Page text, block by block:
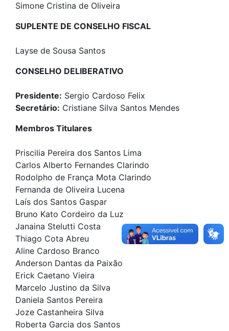
Simone Cristina de Oliveira
SUPLENTE DE CONSELHO FISCAL
Layse de Sousa Santos
CONSELHO DELIBERATIVO
Presidente: Sergio Cardoso Felix
Secretário: Cristiane Silva Santos Mendes
Membros Titulares
Priscilia Pereira dos Santos Lima
Carlos Alberto Fernandes Clarindo
Rodolpho de França Mota Clarindo
Fernanda de Oliveira Lucena
Laís dos Santos Gaspar
Bruno Kato Cordeiro da Luz
Janaina Stelutti Costa
Thiago Cota Abreu
Aline Cardoso Branco
Anderson Dantas da Paixão
Erick Caetano Vieira
Marcelo Justino da Silva
Daniela Santos Pereira
Joze Castanheira Silva
Roberta Garcia dos Santos